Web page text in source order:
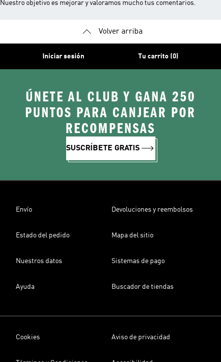
Nuestro objetivo es mejorar y valoramos mucho tus comentarios.
Volver arriba
Iniciar sesión Tu carrito (0)
ÚNETE AL CLUB Y GANA 250
PUNTOS PARA CANJEAR POR
RECOMPENSAS
SUSCRÍBETE GRATIS
Envío Devoluciones y reembolsos
Estado del pedido Mapa del sitio
Nuestros datos Sistemas de pago
Ayuda Buscador de tiendas
Cookies Aviso de privacidad